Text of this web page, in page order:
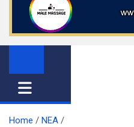
e
guide
Home
ΝΕΑ